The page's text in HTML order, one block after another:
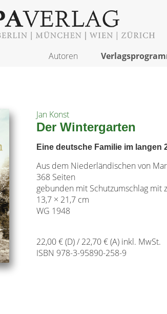
Autoren
Jan Konst
Der Wintergarten
Eine deutsche Familie im langen
Aus dem Niederländischen von
368 Seiten
gebunden mit Schutzumschlag mit
13,7 × 21,7 cm
WG 1948
22,00 € (D) / 22,70 € (A) inkl. MwSt.
ISBN 978-3-95890-258-9